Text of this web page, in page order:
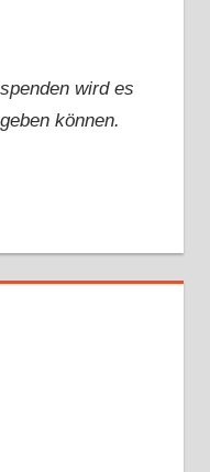
wird es
können.